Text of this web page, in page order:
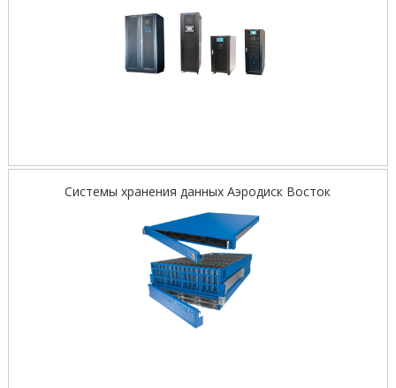
Системы хранения данных Аэродиск Восток